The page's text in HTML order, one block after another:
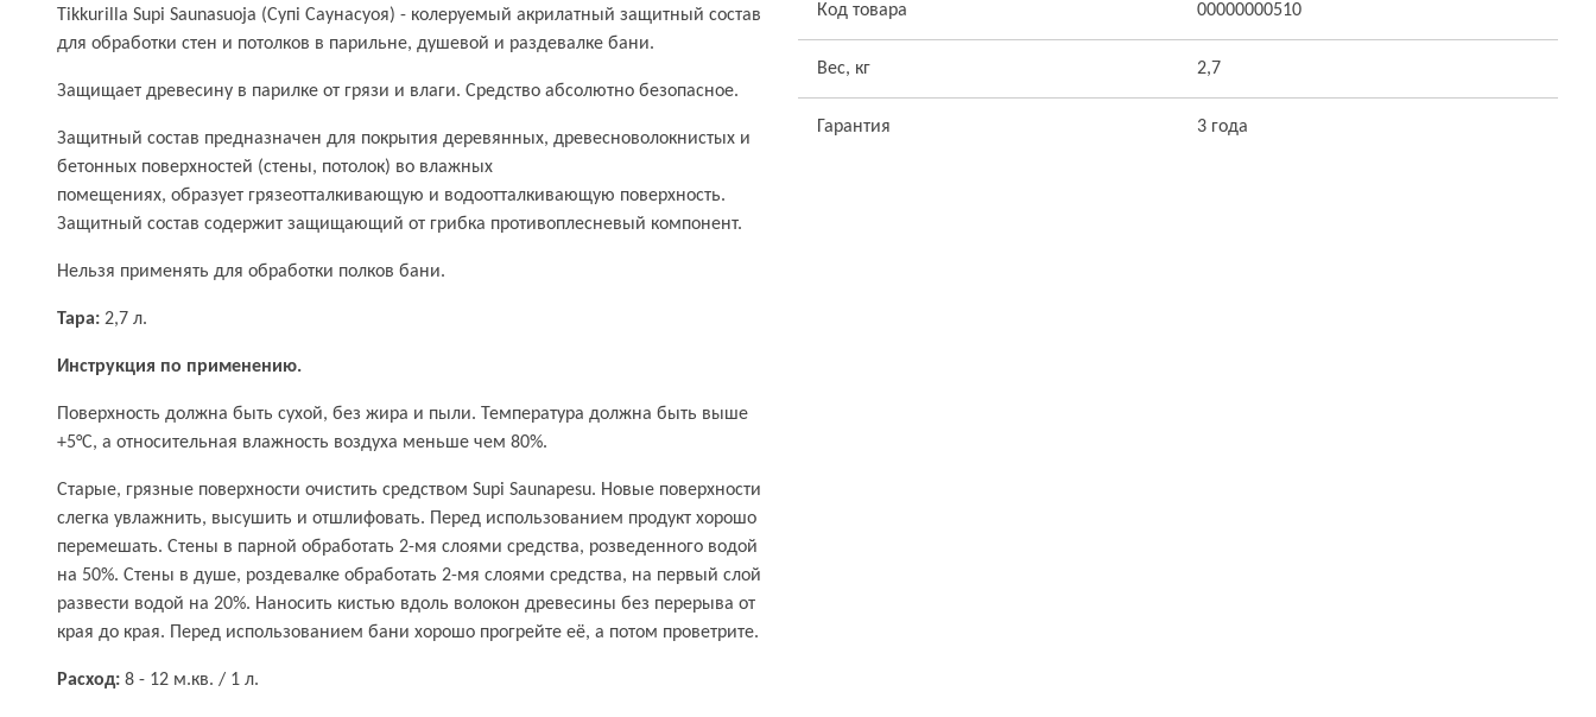
Tikkurilla Supi Saunasuoja (Супі Саунасуоя) - колеруемый акрилатный защитный состав
для обработки стен и потолков в парильне, душевой и раздевалке бани.
Защищает древесину в парилке от грязи и влаги. Средство абсолютно безопасное.
Защитный состав предназначен для покрытия деревянных, древесноволокнистых и
бетонных поверхностей (стены, потолок) во влажных
помещениях, образует грязеотталкивающую и водоотталкивающую поверхность.
Защитный состав содержит защищающий от грибка противоплесневый компонент.
Нельзя применять для обработки полков бани.
Тара: 2,7 л.
Инструкция по применению.
Поверхность должна быть сухой, без жира и пыли. Температура должна быть выше
+5°С, а относительная влажность воздуха меньше чем 80%.
Старые, грязные поверхности очистить средством Supi Saunapesu. Новые поверхности
слегка увлажнить, высушить и отшлифовать. Перед использованием продукт хорошо
перемешать. Стены в парной обработать 2-мя слоями средства, розведенного водой
на 50%. Стены в душе, роздевалке обработать 2-мя слоями средства, на первый слой
развести водой на 20%. Наносить кистью вдоль волокон древесины без перерыва от
края до края. Перед использованием бани хорошо прогрейте её, а потом проветрите.
Расход: 8 - 12 м.кв. / 1 л.
Код товара 00000000510
Вес, кг 2,7
Гарантия 3 года